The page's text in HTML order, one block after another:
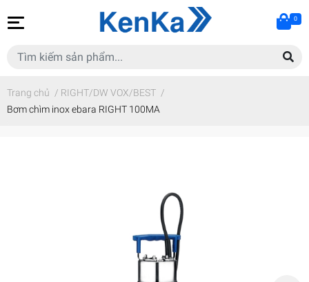
0
Trang chủ / RIGHT/DW VOX/BEST /
Bơm chìm inox ebara RIGHT 100MA